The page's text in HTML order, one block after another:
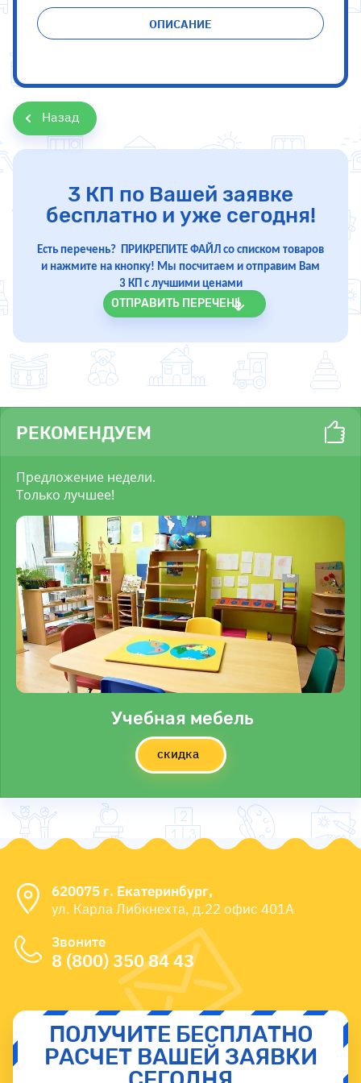
РЕКОМЕНДУЕМ
Предложение недели.
Только лучшее!
Учебная мебель
скидка
ОПИСАНИЕ
Назад
3 КП по Вашей заявке
бесплатно и уже сегодня!
Есть перечень? ПРИКРЕПИТЕ ФАЙЛ со списком товаров
и нажмите на кнопку! Мы посчитаем и отправим Вам
3 КП с лучшими ценами
ОТПРАВИТЬ ПЕРЕЧЕНЬ
ПОЛУЧИТЕ БЕСПЛАТНО
РАСЧЕТ ВАШЕЙ ЗАЯВКИ
620075 г. Екатеринбург,
ул. Карла Либкнехта, д.22 офис 401А
Звоните
8 (800) 350 84 43